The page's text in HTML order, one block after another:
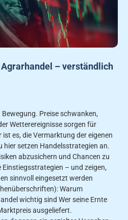
– verständlich
Preise schwanken,
Wetterereignisse sorgen für
es, die Vermarktung der eigenen
hier setzen Handelsstrategien an.
abzusichern und Chancen zu
– und zeigen,
sinnvoll eingesetzt werden
Warum
wichtig sind Wer seine Ernte
ausgeliefert.